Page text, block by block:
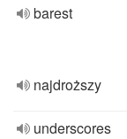
barest
najdroższy
underscores